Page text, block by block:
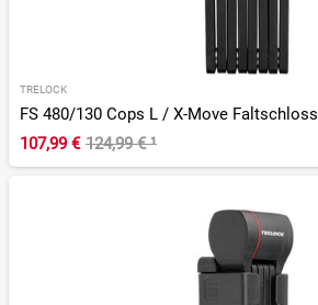
TRELOCK
FS 480/130 Cops L / X-Move Faltschloss
107,99 € 124,99 €¹